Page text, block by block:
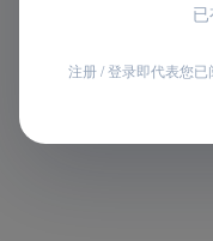
注册 / 登录即代表您